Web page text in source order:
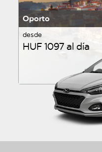
Oporto
desde
HUF 1097 al día